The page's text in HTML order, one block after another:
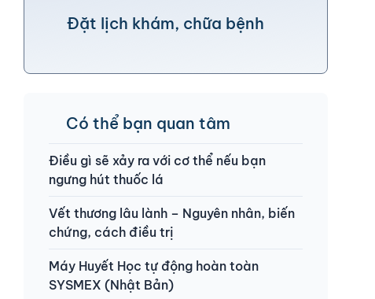
Đặt lịch khám, chữa bệnh
Có thể bạn quan tâm
Điều gì sẽ xảy ra với cơ thể nếu bạn
ngưng hút thuốc lá
Vết thương lâu lành – Nguyên nhân, biến
chứng, cách điều trị
Máy Huyết Học tự động hoàn toàn
SYSMEX (Nhật Bản)